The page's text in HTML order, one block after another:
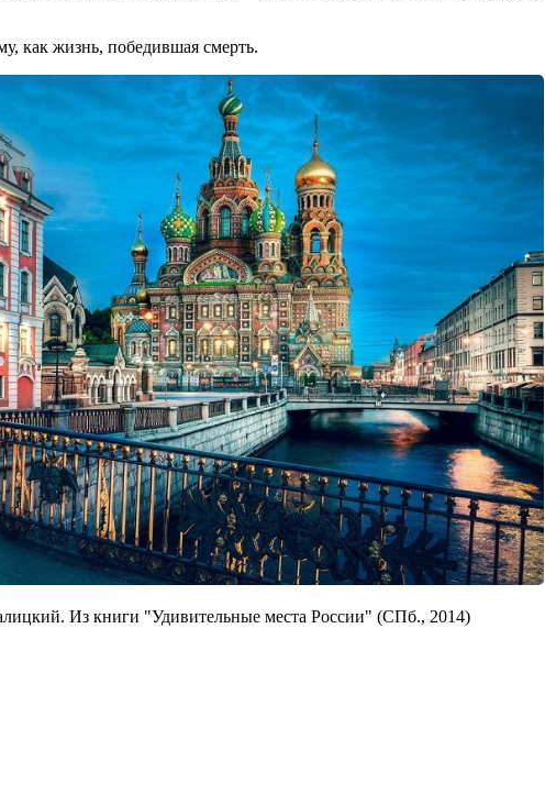
как жизнь, победившая смерть.
Из книги "Удивительные места России" (СПб., 2014)